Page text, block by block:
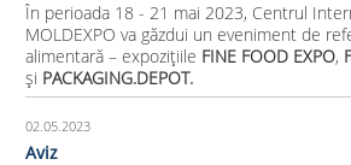
În perioada 18 - 21 mai 2023, Centrul
MOLDEXPO va găzdui un eveniment de
alimentară – expozițiile FINE FOOD EXPO,
și PACKAGING.DEPOT.
02.05.2023
Aviz